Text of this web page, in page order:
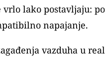
lako postavljaju:
napajanje.
vazduha u